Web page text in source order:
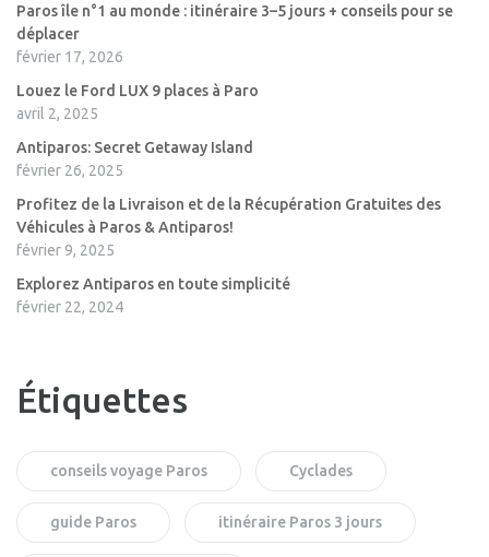
Paros île n°1 au monde : itinéraire 3–5 jours + conseils pour se
déplacer
février 17, 2026
Louez le Ford LUX 9 places à Paro
avril 2, 2025
Antiparos: Secret Getaway Island
février 26, 2025
Profitez de la Livraison et de la Récupération Gratuites des
Véhicules à Paros & Antiparos!
février 9, 2025
Explorez Antiparos en toute simplicité
février 22, 2024
Étiquettes
conseils voyage Paros Cyclades
guide Paros itinéraire Paros 3 jours